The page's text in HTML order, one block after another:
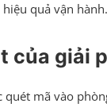
quả vận hành.
của giải
quét mã vào